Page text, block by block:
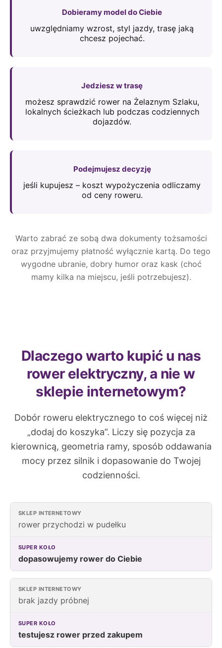
Dobieramy model do Ciebie
uwzględniamy wzrost, styl jazdy, trasę jaką
chcesz pojechać.
Jedziesz w trasę
możesz sprawdzić rower na Żelaznym Szlaku,
lokalnych ścieżkach lub podczas codziennych
dojazdów.
Podejmujesz decyzję
jeśli kupujesz – koszt wypożyczenia odliczamy
od ceny roweru.
Warto zabrać ze sobą dwa dokumenty tożsamości
oraz przyjmujemy płatność wyłącznie kartą. Do tego
wygodne ubranie, dobry humor oraz kask (choć
mamy kilka na miejscu, jeśli potrzebujesz).
Dlaczego warto kupić u nas
rower elektryczny, a nie w
sklepie internetowym?
Dobór roweru elektrycznego to coś więcej niż
„dodaj do koszyka”. Liczy się pozycja za
kierownicą, geometria ramy, sposób oddawania
mocy przez silnik i dopasowanie do Twojej
codzienności.
rower przychodzi w pudełku
dopasowujemy rower do Ciebie
brak jazdy próbnej
testujesz rower przed zakupem